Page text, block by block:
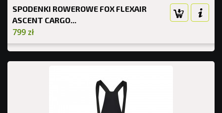
SPODENKI ROWEROWE FOX FLEXAIR
ASCENT CARGO...
799 zł